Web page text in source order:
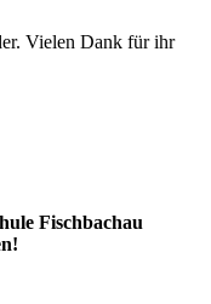
Vielen Dank für ihr
Fischbachau